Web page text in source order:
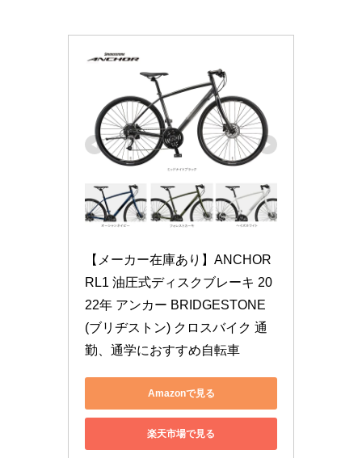
【メーカー在庫あり】ANCHOR
RL1 油圧式ディスクブレーキ 20
22年 アンカー BRIDGESTONE
(ブリヂストン) クロスバイク 通
勤、通学におすすめ自転車
Amazonで見る
楽天市場で見る